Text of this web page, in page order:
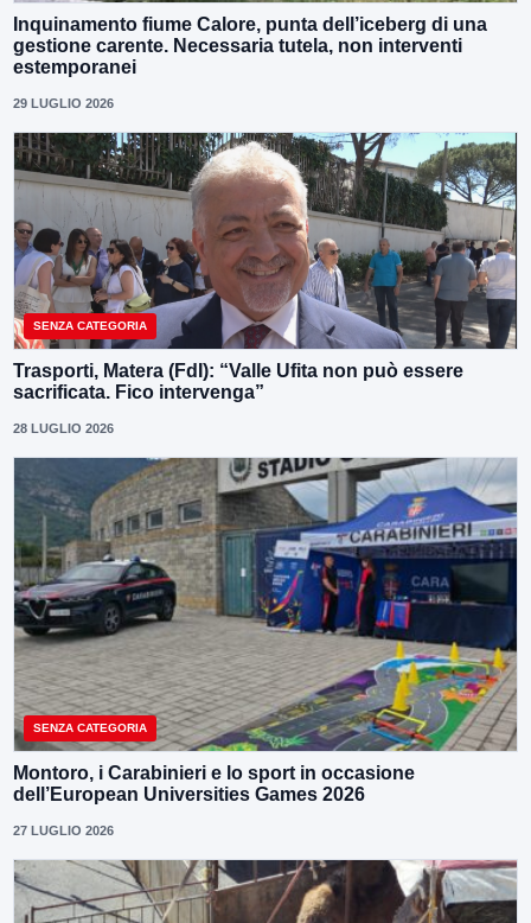
Inquinamento fiume Calore, punta dell’iceberg di una
gestione carente. Necessaria tutela, non interventi
estemporanei
29 LUGLIO 2026
SENZA CATEGORIA
Trasporti, Matera (FdI): “Valle Ufita non può essere
sacrificata. Fico intervenga”
28 LUGLIO 2026
SENZA CATEGORIA
Montoro, i Carabinieri e lo sport in occasione
dell’European Universities Games 2026
27 LUGLIO 2026